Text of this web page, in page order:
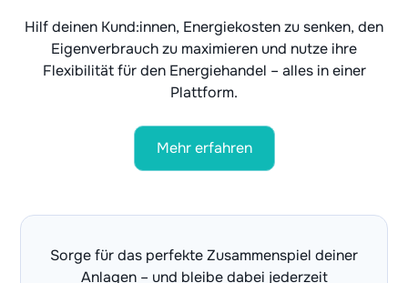
Hilf deinen Kund:innen, Energiekosten zu senken, den
Eigenverbrauch zu maximieren und nutze ihre
Flexibilität für den Energiehandel – alles in einer
Plattform.
Mehr erfahren
Sorge für das perfekte Zusammenspiel deiner
Anlagen – und bleibe dabei jederzeit